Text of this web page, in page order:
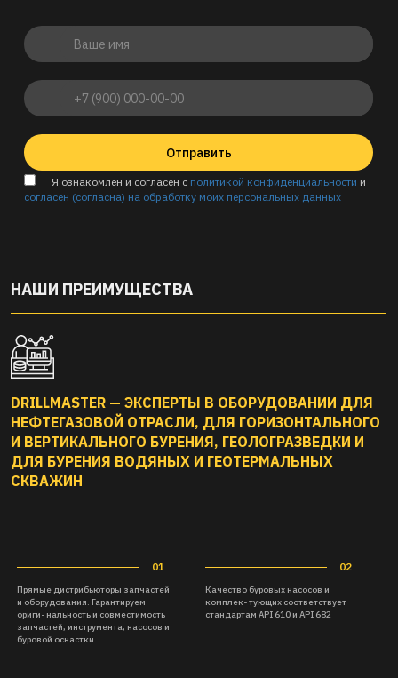
Отправить
Я ознакомлен и согласен с политикой конфиденциальности и
согласен (согласна) на обработку моих персональных данных
НАШИ ПРЕИМУЩЕСТВА
DRILLMASTER — ЭКСПЕРТЫ В ОБОРУДОВАНИИ ДЛЯ
НЕФТЕГАЗОВОЙ ОТРАСЛИ, ДЛЯ ГОРИЗОНТАЛЬНОГО
И ВЕРТИКАЛЬНОГО БУРЕНИЯ, ГЕОЛОГРАЗВЕДКИ И
ДЛЯ БУРЕНИЯ ВОДЯНЫХ И ГЕОТЕРМАЛЬНЫХ
СКВАЖИН